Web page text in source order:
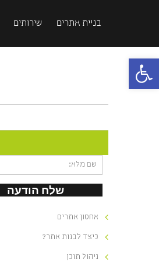
פתח סרגל נגישות
בניית אתרים שירותים
אחסון אתרים
כיצד לבנות אתר?
ניהול תוכן